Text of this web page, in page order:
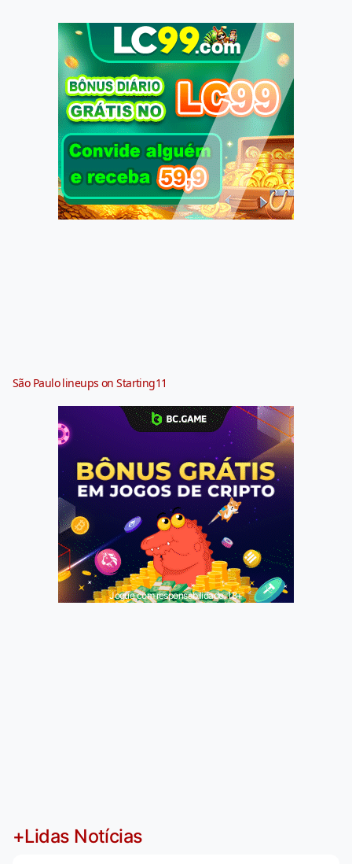
São Paulo lineups on Starting11
Jogue com responsabilidade. 18+
+Lidas Notícias